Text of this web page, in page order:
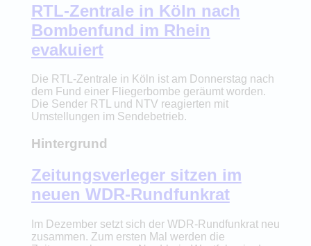
RTL-Zentrale in Köln nach
Bombenfund im Rhein
evakuiert
Die RTL-Zentrale in Köln ist am Donnerstag nach
dem Fund einer Fliegerbombe geräumt worden.
Die Sender RTL und NTV reagierten mit
Umstellungen im Sendebetrieb.
Hintergrund
Zeitungsverleger sitzen im
neuen WDR-Rundfunkrat
Im Dezember setzt sich der WDR-Rundfunkrat neu
zusammen. Zum ersten Mal werden die